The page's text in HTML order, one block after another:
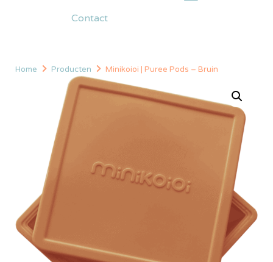
Contact
Home Producten Minikoioi | Puree Pods – Bruin